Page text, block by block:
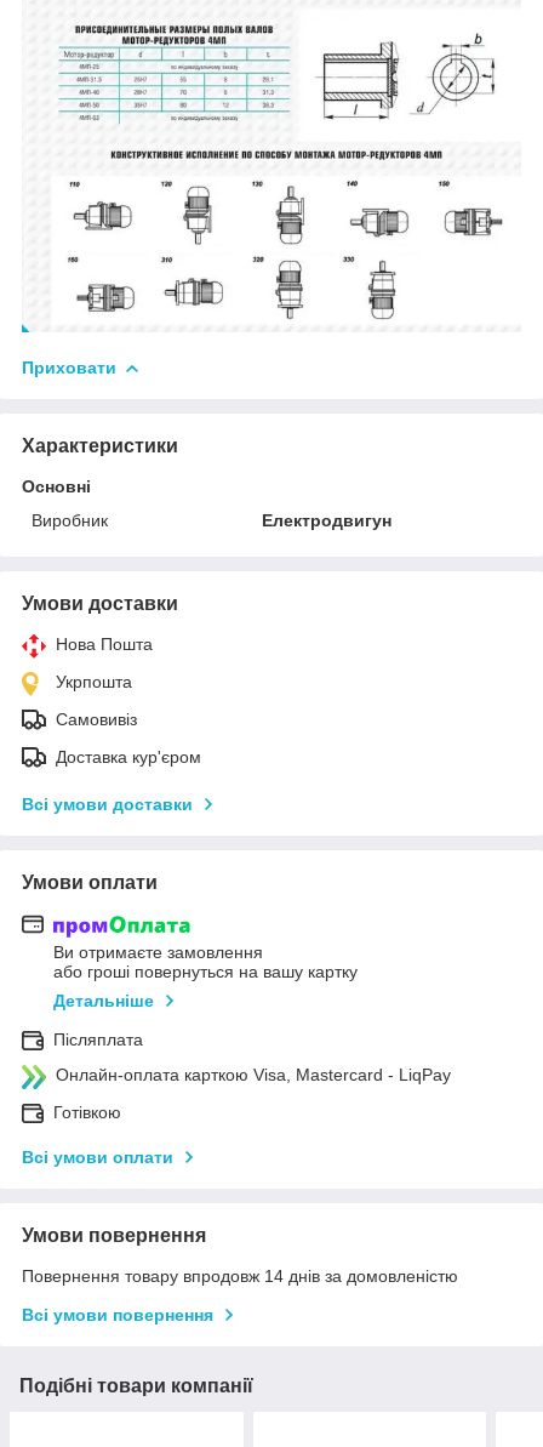
Приховати
Характеристики
Основні
Виробник
Електродвигун
Умови доставки
Нова Пошта
Укрпошта
Самовивіз
Доставка кур'єром
Всі умови доставки
Умови оплати
Ви отримаєте замовлення
або гроші повернуться на вашу картку
Детальніше
Післяплата
Онлайн-оплата карткою Visa, Mastercard - LiqPay
Готівкою
Всі умови оплати
Умови повернення
Повернення товару впродовж 14 днів за домовленістю
Всі умови повернення
Подібні товари компанії